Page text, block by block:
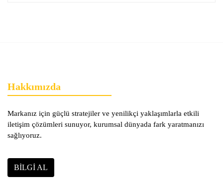
Hakkımızda
Markanız için güçlü stratejiler ve yenilikçi yaklaşımlarla etkili
iletişim çözümleri sunuyor, kurumsal dünyada fark yaratmanızı
sağlıyoruz.
BILGI AL